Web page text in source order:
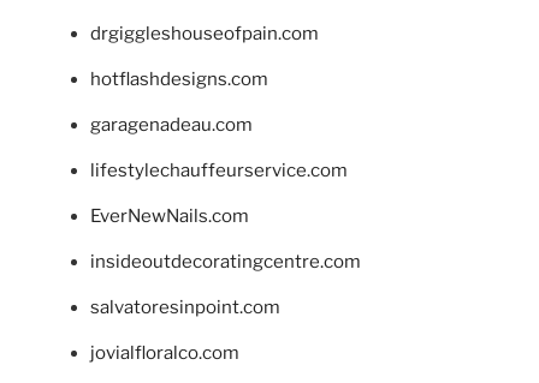
drgiggleshouseofpain.com
hotflashdesigns.com
garagenadeau.com
lifestylechauffeurservice.com
EverNewNails.com
insideoutdecoratingcentre.com
salvatoresinpoint.com
jovialfloralco.com